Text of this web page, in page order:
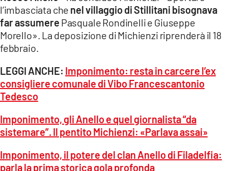
l’imbasciata che nel villaggio di Stillitani bisognava
far assumere Pasquale Rondinelli e Giuseppe
Morello». La deposizione di Michienzi riprenderà il 18
febbraio.
LEGGI ANCHE: Imponimento: resta in carcere l’ex
consigliere comunale di Vibo Francescantonio
Tedesco
Imponimento, gli Anello e quel giornalista “da
sistemare”. Il pentito Michienzi: «Parlava assai»
Imponimento, il potere del clan Anello di Filadelfia:
parla la prima storica gola profonda